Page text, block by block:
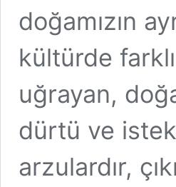
doğamızın
kültürde
uğrayan,
dürtü ve
arzulardır,